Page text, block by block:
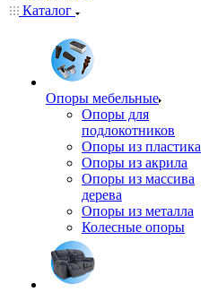
Каталог
Опоры мебельные
Опоры для
подлокотников
Опоры из пластика
Опоры из акрила
Опоры из массива
дерева
Опоры из металла
Колесные опоры